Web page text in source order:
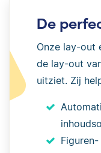
De
Onze lay-out
de lay-out
uitziet. Zij